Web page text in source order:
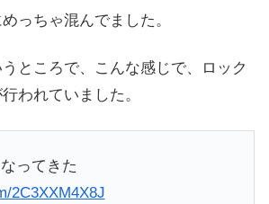
っちゃ混んでました。
ところで、こんな感じで、ロック
われていました。
ってきた
2C3XXM4X8J